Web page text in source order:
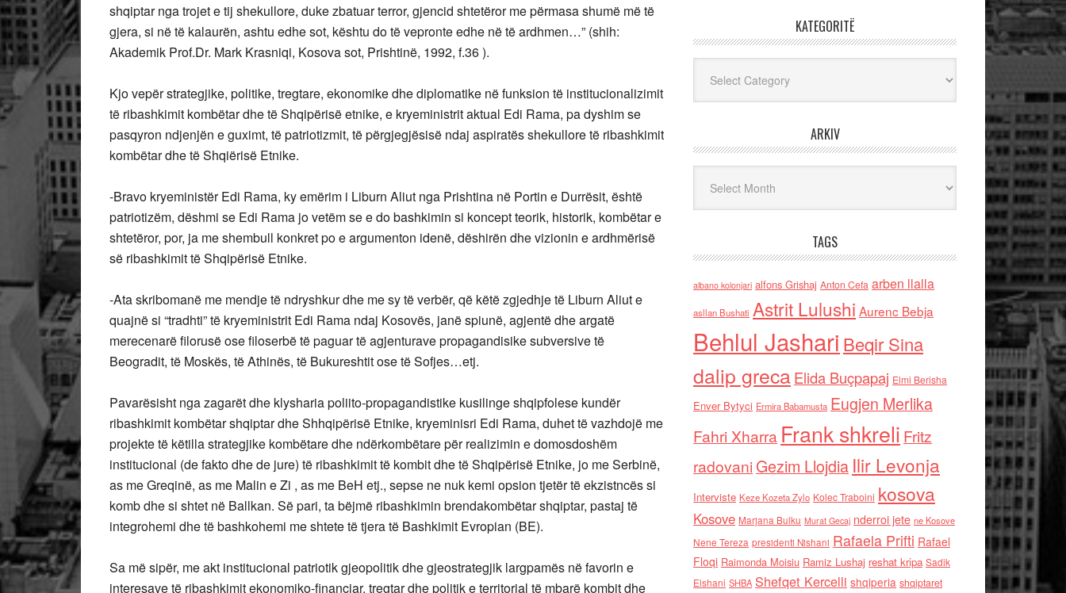
shqiptar nga trojet e tij shekullore, duke zbatuar terror, gjencid shtetëror me përmasa shumë më të
gjera, si në të kalaurën, ashtu edhe sot, kështu do të vepronte edhe në të ardhmen…” (shih:
Akademik Prof.Dr. Mark Krasniqi, Kosova sot, Prishtinë, 1992, f.36 ).
Kjo vepër strategjike, politike, tregtare, ekonomike dhe diplomatike në funksion të institucionalizimit
të ribashkimit kombëtar dhe të Shqipërisë etnike, e kryeministrit aktual Edi Rama, pa dyshim se
pasqyron ndjenjën e guximt, të patriotizmit, të përgjegjësisë ndaj aspiratës shekullore të ribashkimit
kombëtar dhe të Shqiërisë Etnike.
-Bravo kryeministër Edi Rama, ky emërim i Liburn Aliut nga Prishtina në Portin e Durrësit, është
patriotizëm, dëshmi se Edi Rama jo vetëm se e do bashkimin si koncept teorik, historik, kombëtar e
shtetëror, por, ja me shembull konkret po e argumenton idenë, dëshirën dhe vizionin e ardhmërisë
së ribashkimit të Shqipërisë Etnike.
-Ata skribomanë me mendje të ndryshkur dhe me sy të verbër, që këtë zgjedhje të Liburn Aliut e
quajnë si “tradhti” të kryeministrit Edi Rama ndaj Kosovës, janë spiunë, agjentë dhe argatë
merecenarë filorusë ose filoserbë të paguar të agjenturave propagandisike subversive të
Beogradit, të Moskës, të Athinës, të Bukureshtit ose të Sofjes…etj.
Pavarësisht nga zagarët dhe klysharia poliito-propagandistike kusilinge shqipfolese kundër
ribashkimit kombëtar shqiptar dhe Shhqipërisë Etnike, kryeminisri Edi Rama, duhet të vazhdojë me
projekte të këtilla strategjike kombëtare dhe ndërkombëtare për realizimin e domosdoshëm
institucional (de fakto dhe de jure) të ribashkimit të kombit dhe të Shqipërisë Etnike, jo me Serbinë,
as me Greqinë, as me Malin e Zi , as me BeH etj., sepse ne nuk kemi opsion tjetër të ekzistncës si
komb dhe si shtet në Ballkan. Së pari, ta bëjmë ribashkimin brendakombëtar shqiptar, pastaj të
integrohemi dhe të bashkohemi me shtete të tjera të Bashkimit Evropian (BE).
Sa më sipër, me akt institucional patriotik gjeopolitik dhe gjeostrategjik largpamës në favorin e
interesave të ribashkimit ekonomiko-financiar, tregtar dhe politik e territorial të mbarë kombit dhe
KATEGORITË
ARKIV
TAGS
albano kolonjari alfons Grishaj Anton Cefa arben llalla
asllan Bushati Astrit Lulushi Aurenc Bebja
Behlul Jashari Beqir Sina
dalip grecaElida Buçpapaj Elmi Berisha
Enver Bytyci Ermira Babamusta Eugjen Merlika
Fahri Xharra Frank shkreli Fritz
radovaniGezim Llojdia Ilir Levonja
Interviste Keze Kozeta Zylo Kolec Traboini kosova
Kosove Marjana Bulku Murat Gecaj nderroi jete ne Kosove
Nene Tereza presidenti Nishani Rafaela Prifti Rafael
Floqi Raimonda Moisiu Ramiz Lushaj reshat kripa Sadik
Elshani SHBA Shefqet Kercelli shqiperia shqiptaret